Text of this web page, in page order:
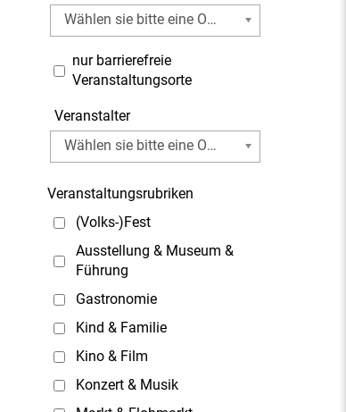
Wählen sie bitte eine Option aus.
Veranstalter
Wählen sie bitte eine Option aus.
nur barrierefreie
Veranstaltungsorte
Veranstaltungsrubriken
(Volks-)Fest
Ausstellung & Museum &
Führung
Gastronomie
Kind & Familie
Kino & Film
Konzert & Musik